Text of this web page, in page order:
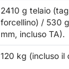
2410 g telaio
forcellino) / 530
mm, incluso TA).
120 kg (incluso il